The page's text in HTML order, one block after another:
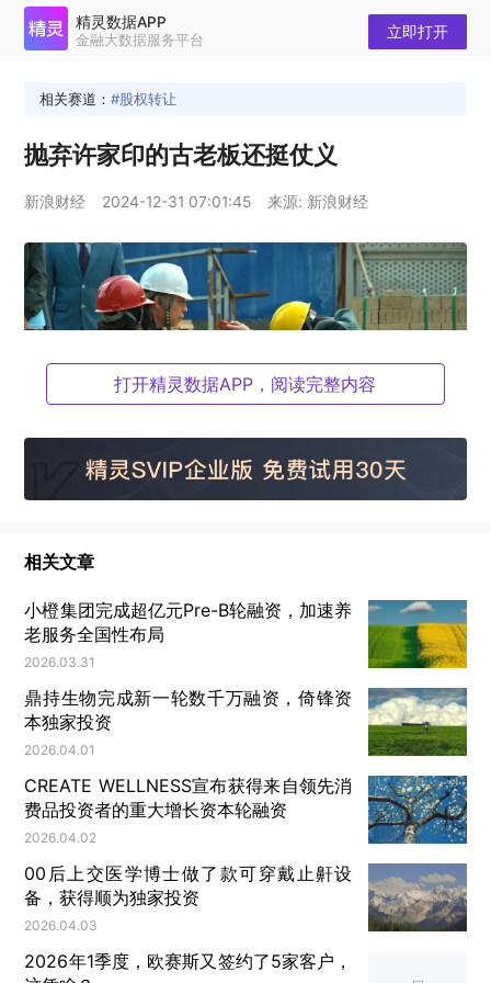
相关赛道： 股权转让
抛弃许家印的古老板还挺仗义
新浪财经 2024-12-31 07:01:45 来源: 新浪财经
01
最近捐款的风吹到了上市公司。
（300338.SZ）现金资产2.3亿元，另一位大佬古少
波说要给上市公司
（002047.SZ）捐现金
4000万。
这种消息建议对境外投资者封锁，免得他们羡慕。
因为估计全球没有第二个市场，可以让所有人都玩到
不亦乐乎、不求回报了。
尤其是捐钱的古少波在上市公司一年领的工资还不到
打开精灵数据APP，阅读完整内容
相关文章
小橙集团完成超亿元Pre-B轮融资，加速养
老服务全国性布局
2026.03.31
鼎持生物完成新一轮数千万融资，倚锋资
本独家投资
2026.04.01
CREATE WELLNESS宣布获得来自领先消
费品投资者的重大增长资本轮融资
2026.04.02
00后上交医学博士做了款可穿戴止鼾设
备，获得顺为独家投资
2026.04.03
2026年1季度，欧赛斯又签约了5家客户，
精灵数据APP
金融大数据服务平台 立即打开